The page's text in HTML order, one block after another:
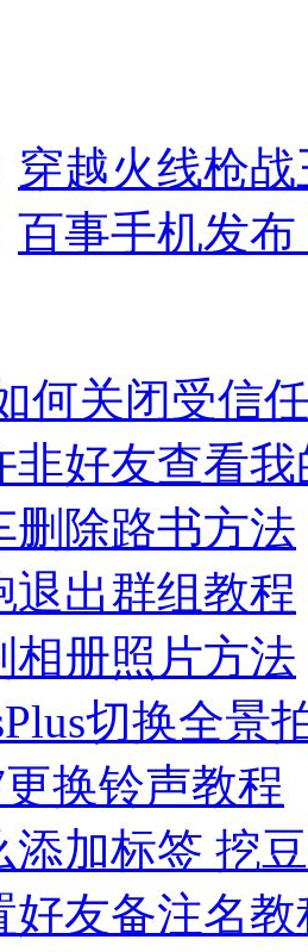
穿越火线枪
百事手机发
何关闭受信
非好友查看
删除路书方法
退出群组教程
相册照片方法
切换全景
换铃声教程
添加标签 挖
好友备注名教